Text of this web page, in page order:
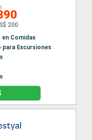
200
en Comidas
para Excursiones